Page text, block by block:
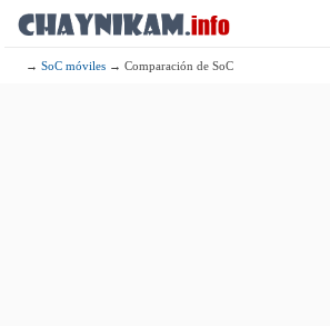
→SoC móviles → Comparación de SoC